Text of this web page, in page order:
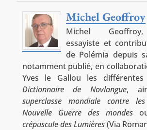
Michel Geoffroy
Michel
essayiste et
de Polémia depuis
notamment publié, en
Yves le Gallou les
Dictionnaire de Novlangue,
superclasse mondiale contre
Nouvelle Guerre des mondes
crépuscule des Lumières(Via